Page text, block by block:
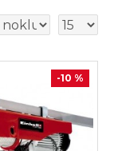
-10 %